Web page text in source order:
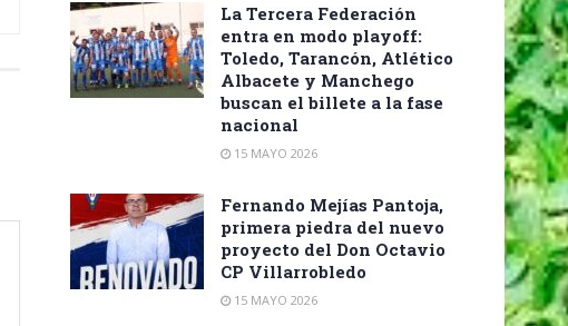
La Tercera Federación
entra en modo playoff:
Toledo, Tarancón, Atlético
Albacete y Manchego
buscan el billete a la fase
nacional
15 MAYO 2026
Fernando Mejías Pantoja,
primera piedra del nuevo
proyecto del Don Octavio
CP Villarrobledo
15 MAYO 2026